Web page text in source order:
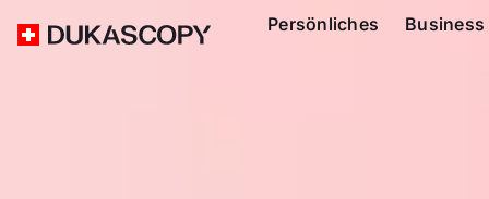
Persönliches Business